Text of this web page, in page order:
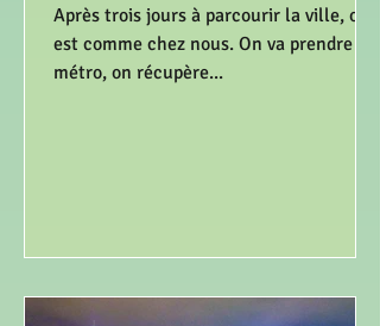
Après trois jours à parcourir la ville, on
est comme chez nous. On va prendre le
métro, on récupère...